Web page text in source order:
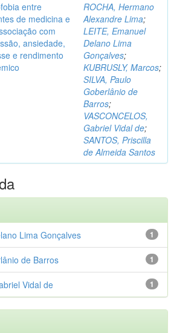
entre
de medicina e
com
ansiedade,
e rendimento
ROCHA, Hermano
Alexandre Lima;
LEITE, Emanuel
Delano Lima
Gonçalves;
KUBRUSLY, Marcos;
SILVA, Paulo
Goberlânio de
Barros;
VASCONCELOS,
Gabriel Vidal de;
SANTOS, Priscilla
de Almeida Santos
1
Lima Gonçalves
1
de Barros
1
Vidal de